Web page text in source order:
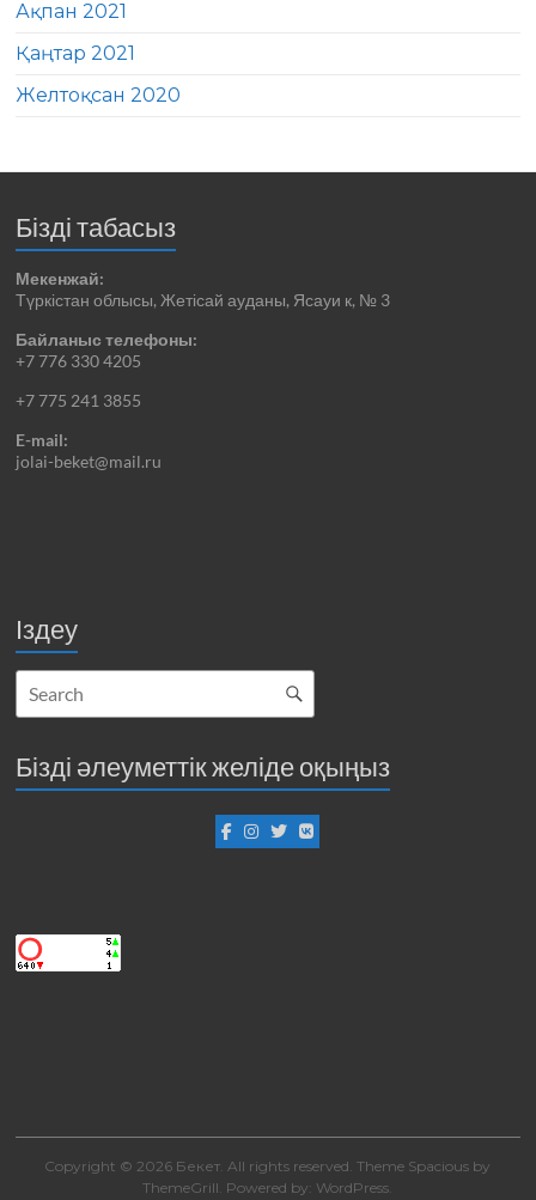
Ақпан 2021
Қаңтар 2021
Желтоқсан 2020
Бізді табасыз
Мекенжай:
Түркістан облысы, Жетісай ауданы, Ясауи к, № 3
Байланыс телефоны:
+7 776 330 4205
+7 775 241 3855
E-mail:
jolai-beket@mail.ru
Іздеу
Бізді әлеуметтік желіде оқыңыз
Copyright © 2026 Бекет . All rights reserved. Theme Spacious by
ThemeGrill. Powered by: WordPress